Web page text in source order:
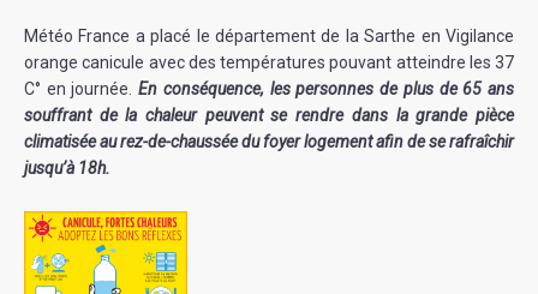
SUZE
Météo France a placé le département de la Sarthe en Vigilance
orange canicule avec des températures pouvant atteindre les 37
C° en journée.En conséquence, les personnes de plus de 65 ans
souffrant de la chaleur peuvent se rendre dans la grande pièce
climatisée au rez-de-chaussée du foyer logement afin de se rafraîchir
jusqu’à 18h.